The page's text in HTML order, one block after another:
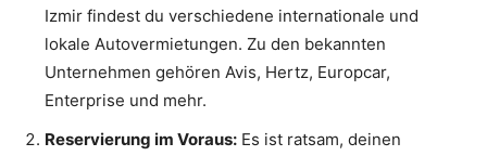
Izmir findest du verschiedene internationale und
lokale Autovermietungen. Zu den bekannten
Unternehmen gehören Avis, Hertz, Europcar,
Enterprise und mehr.
Reservierung im Voraus: Es ist ratsam, deinen